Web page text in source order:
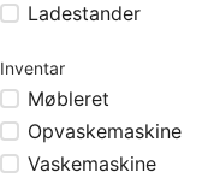
Ladestander
Inventar
Møbleret
Opvaskemaskine
Vaskemaskine